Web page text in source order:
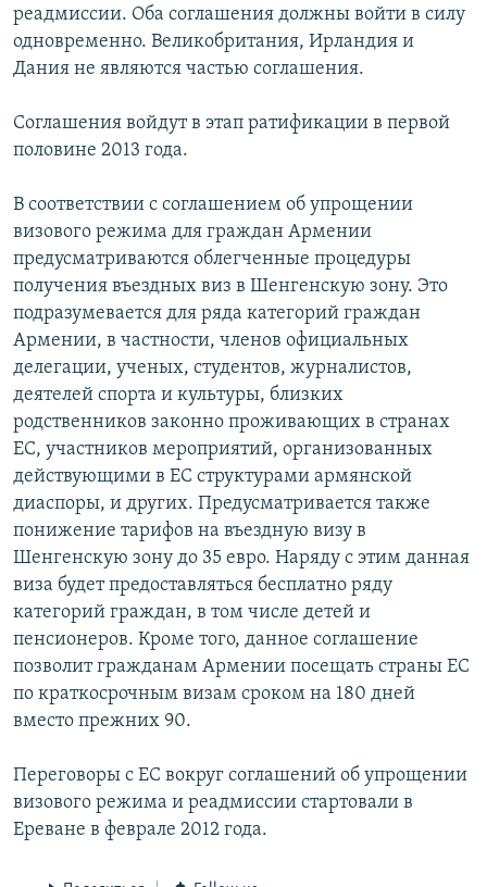
реадмиссии. Оба соглашения должны войти в силу
одновременно. Великобритания, Ирландия и
Дания не являются частью соглашения.
Соглашения войдут в этап ратификации в первой
половине 2013 года.
В соответствии с соглашением об упрощении
визового режима для граждан Армении
предусматриваются облегченные процедуры
получения въездных виз в Шенгенскую зону. Это
подразумевается для ряда категорий граждан
Армении, в частности, членов официальных
делегации, ученых, студентов, журналистов,
деятелей спорта и культуры, близких
родственников законно проживающих в странах
ЕС, участников мероприятий, организованных
действующими в ЕС структурами армянской
диаспоры, и других. Предусматривается также
понижение тарифов на въездную визу в
Шенгенскую зону до 35 евро. Наряду с этим данная
виза будет предоставляться бесплатно ряду
категорий граждан, в том числе детей и
пенсионеров. Кроме того, данное соглашение
позволит гражданам Армении посещать страны ЕС
по краткосрочным визам сроком на 180 дней
вместо прежних 90.
Переговоры с ЕС вокруг соглашений об упрощении
визового режима и реадмиссии стартовали в
Ереване в феврале 2012 года.